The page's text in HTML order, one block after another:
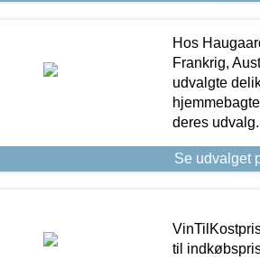
Hos
Frankrig,
udvalgte
deres udvalg.
Se udvalget
til